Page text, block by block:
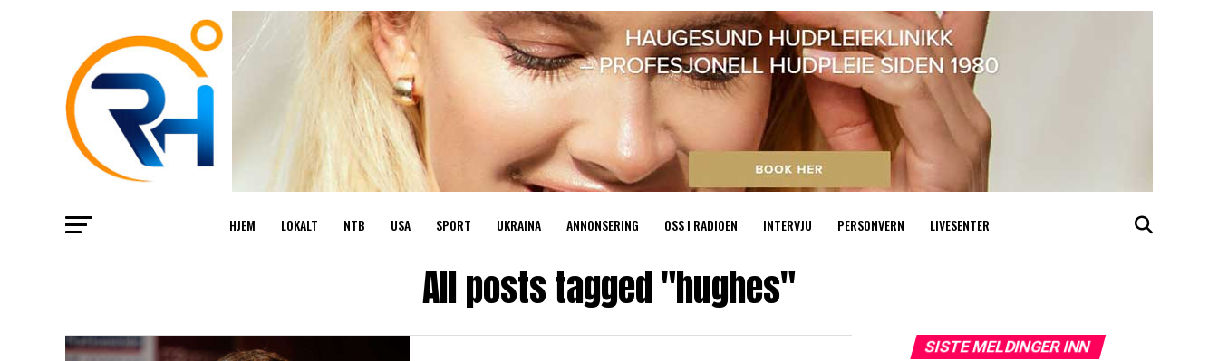
HJEM LOKALT NTB USA SPORT UKRAINA ANNONSERING OSS I RADIOEN INTERVJU PERSONVERN LIVESENTER
All posts tagged "hughes"
SISTE MELDINGER INN